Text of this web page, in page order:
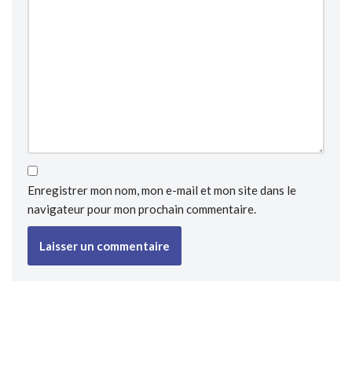
Enregistrer mon nom, mon e-mail et mon site dans le
navigateur pour mon prochain commentaire.